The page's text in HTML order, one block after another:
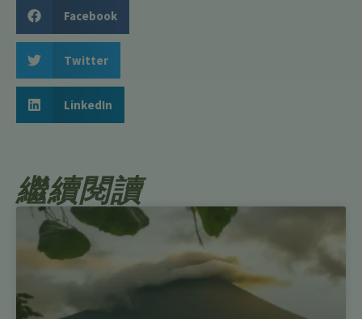
Facebook
Twitter
LinkedIn
繼續閱讀